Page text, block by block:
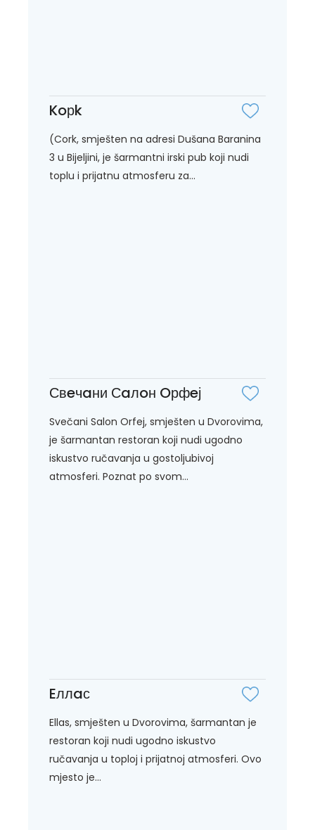
Koрk
(Cork, smješten na adresi Dušana Baranina
3 u Bijeljini, je šarmantni irski pub koji nudi
toplu i prijatnu atmosferu za...
Свeчaни Сaлoн Oрфeј
Svečani Salon Orfej, smješten u Dvorovima,
je šarmantan restoran koji nudi ugodno
iskustvo ručavanja u gostoljubivoj
atmosferi. Poznat po svom...
Eллaс
Ellas, smješten u Dvorovima, šarmantan je
restoran koji nudi ugodno iskustvo
ručavanja u toploj i prijatnoj atmosferi. Ovo
mjesto je...